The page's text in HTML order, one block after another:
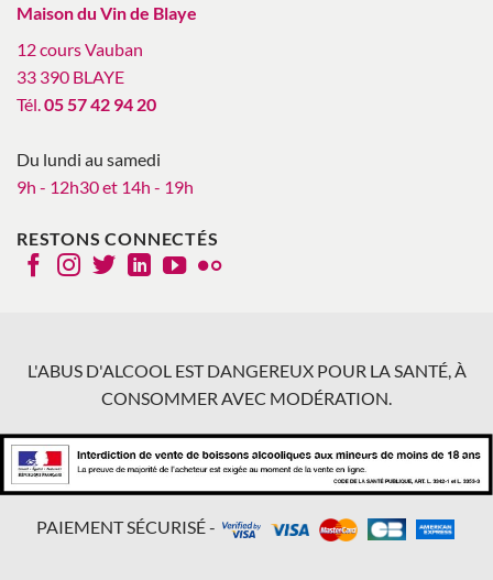
Maison du Vin de Blaye
12 cours Vauban
33 390 BLAYE
Tél. 05 57 42 94 20
Du lundi au samedi
9h - 12h30 et 14h - 19h
RESTONS CONNECTÉS
L'ABUS D'ALCOOL EST DANGEREUX POUR LA SANTÉ, À
CONSOMMER AVEC MODÉRATION.
PAIEMENT SÉCURISÉ -